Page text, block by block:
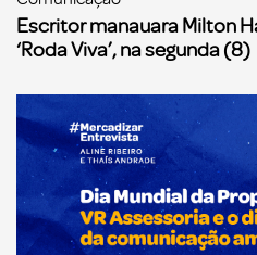
Escritor manauara Milton
‘Roda Viva’, na segunda (8)